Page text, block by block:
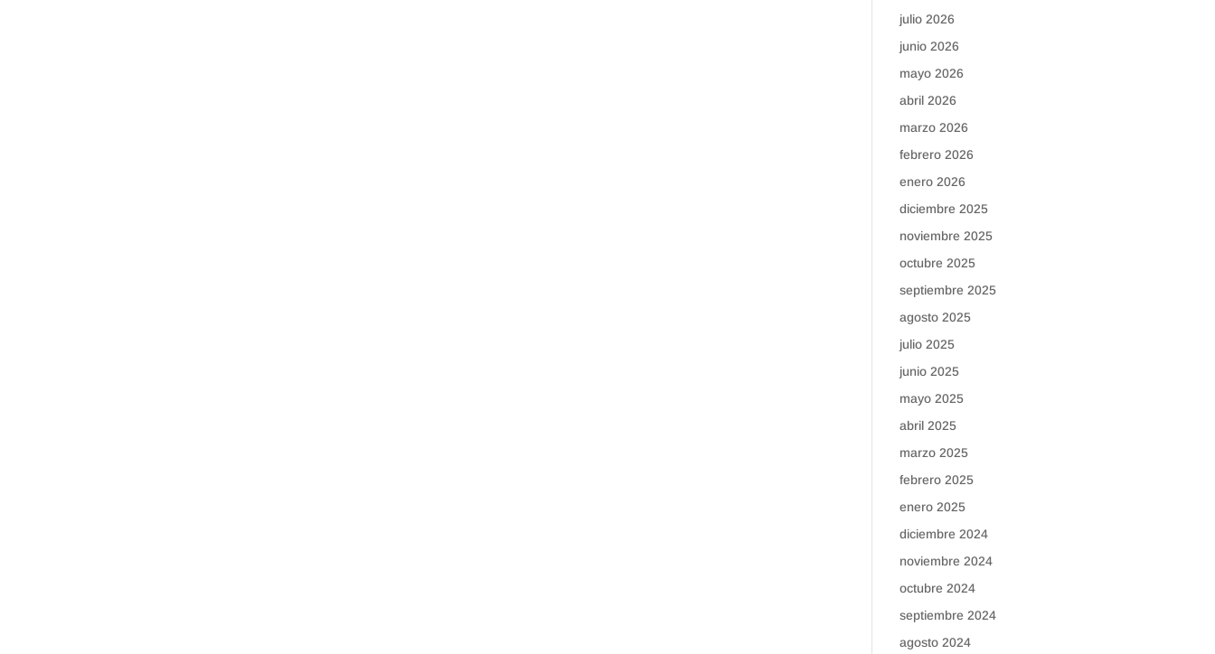
julio 2026
junio 2026
mayo 2026
abril 2026
marzo 2026
febrero 2026
enero 2026
diciembre 2025
noviembre 2025
octubre 2025
septiembre 2025
agosto 2025
julio 2025
junio 2025
mayo 2025
abril 2025
marzo 2025
febrero 2025
enero 2025
diciembre 2024
noviembre 2024
octubre 2024
septiembre 2024
agosto 2024